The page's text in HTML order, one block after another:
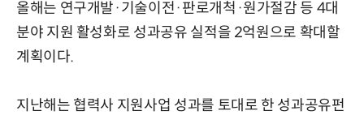
올해는 연구개발·기술이전·판로개척·원가절감 등 4대
분야 지원 활성화로 성과공유 실적을 2억원으로 확대할
계획이다.
지난해는 협력사 지원사업 성과를 토대로 한 성과공유펀